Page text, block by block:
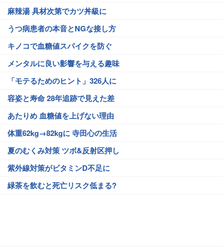
麻辣湯 具材次第でカツ丼級に
うつ病患者の本音とNGな接し方
キノコで血糖値スパイクを防ぐ
メンタルに良い影響を与える趣味
「モテるためのヒント」326人に
容姿と寿命 28年追跡で見えた差
あたりめ 血糖値を上げない理由
体重62kg→82kgに 寺田心の生活
夏のむくみ対策 ツボ&反射区押し
紫外線対策がビタミンD不足に
緑茶を飲むと死亡リスク低まる?